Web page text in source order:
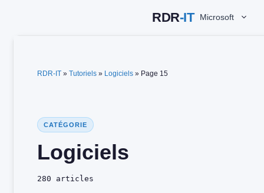
Microsoft
RDR-IT » Tutoriels » Logiciels » Page 15
CATÉGORIE
Logiciels
280 articles